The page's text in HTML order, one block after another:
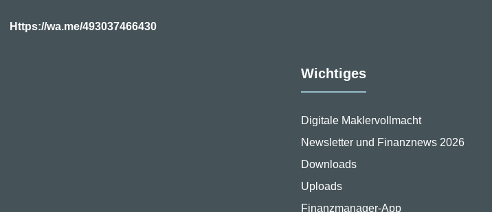
Https://wa.me/493037466430
Wichtiges
Digitale Maklervollmacht
Newsletter und Finanznews 2026
Downloads
Uploads
Finanzmanager-App